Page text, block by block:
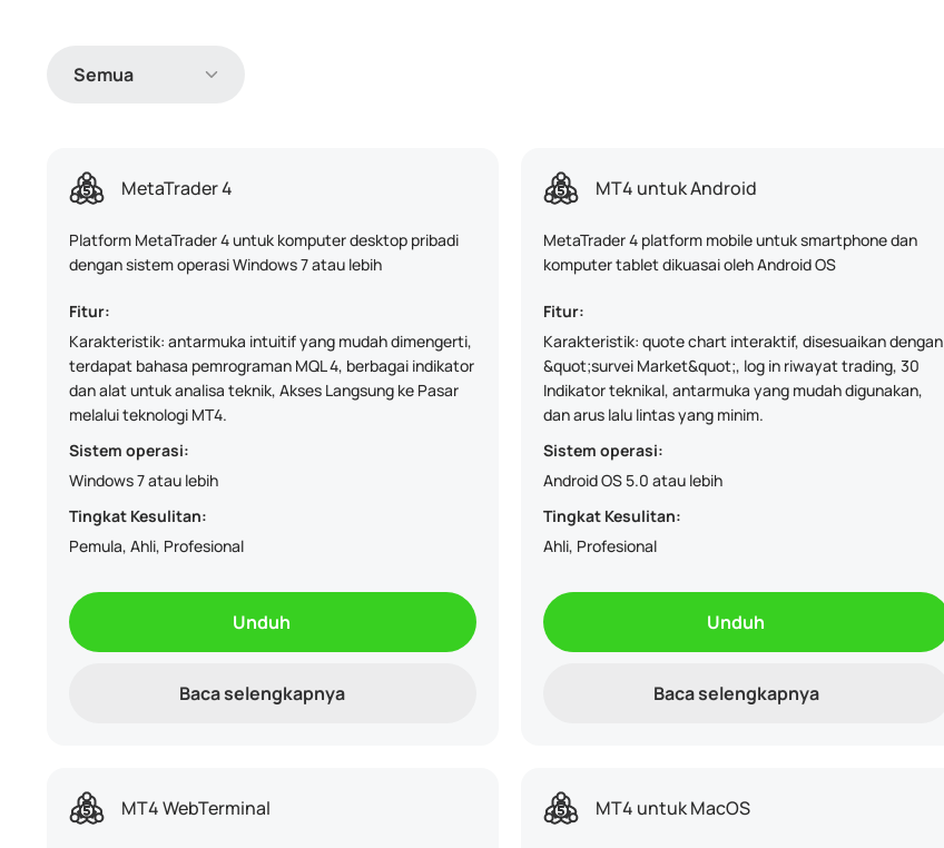
Semua
MetaTrader 4
Platform MetaTrader 4 untuk komputer desktop pribadi
dengan sistem operasi Windows 7 atau lebih
Fitur:
Karakteristik: antarmuka intuitif yang mudah dimengerti,
terdapat bahasa pemrograman MQL 4, berbagai indikator
dan alat untuk analisa teknik, Akses Langsung ke Pasar
melalui teknologi MT4.
Sistem operasi:
Windows 7 atau lebih
Tingkat Kesulitan:
Pemula, Ahli, Profesional
Unduh
Baca selengkapnya
MT4 untuk Android
MetaTrader 4 platform mobile untuk smartphone dan
komputer tablet dikuasai oleh Android OS
Fitur:
Karakteristik: quote chart interaktif, disesuaikan dengan
&quot;survei Market&quot;, log in riwayat trading, 30
Indikator teknikal, antarmuka yang mudah digunakan,
dan arus lalu lintas yang minim.
Sistem operasi:
Android OS 5.0 atau lebih
Tingkat Kesulitan:
Ahli, Profesional
Unduh
Baca selengkapnya
MT4 WebTerminal MT4 untuk MacOS